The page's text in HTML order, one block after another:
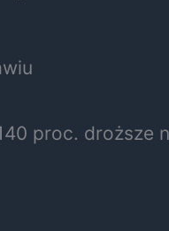
proc. droższe